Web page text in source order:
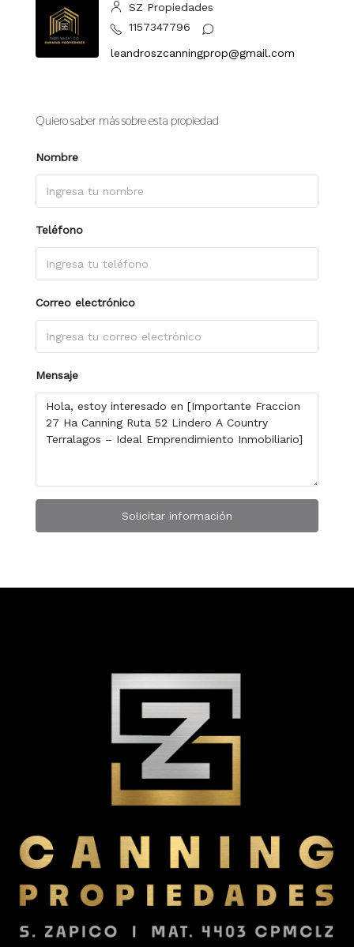
SZ Propiedades
1157347796
leandroszcanningprop@gmail.com
Quiero saber más sobre esta propiedad
Nombre
Teléfono
Correo electrónico
Mensaje
Solicitar información